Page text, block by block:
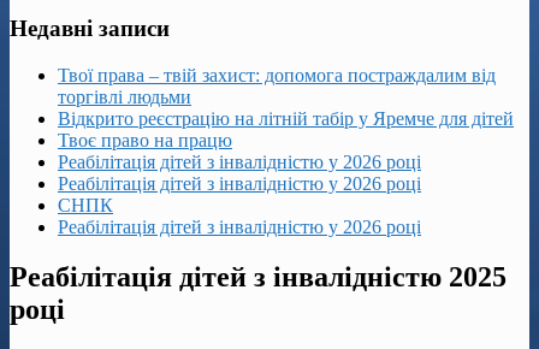
Недавні записи
Твої права – твій захист: допомога постраждалим від
торгівлі людьми
Відкрито реєстрацію на літній табір у Яремче для дітей
Твоє право на працю
Реабілітація дітей з інвалідністю у 2026 році
Реабілітація дітей з інвалідністю у 2026 році
СНПК
Реабілітація дітей з інвалідністю у 2026 році
Реабілітація дітей з інвалідністю 2025
році